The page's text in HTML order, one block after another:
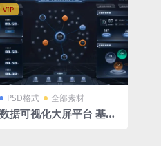
VIP
PSD格式 全部素材
数据可视化大屏平台 基础